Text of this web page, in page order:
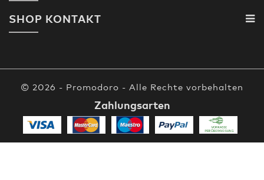
SHOP KONTAKT
© 2026 - Promodoro - Alle Rechte vorbehalten
Zahlungsarten